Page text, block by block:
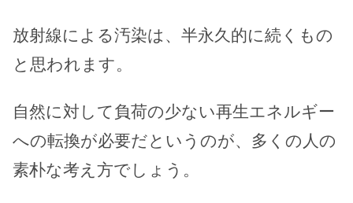
放射線による汚染は、半永久的に続くもの
と思われます。
自然に対して負荷の少ない再生エネルギー
への転換が必要だというのが、多くの人の
素朴な考え方でしょう。